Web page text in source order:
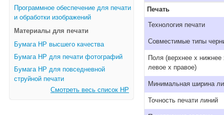
Программное обеспечение для печати
и обработки изображений
Материалы для печати
Бумага HP высшего качества
Бумага HP для печати фотографий
Бумага HP для повседневной
струйной печати
Смотреть весь список HP
Печать
Технология печати
Совместимые типы
Поля (верхнее x нижнее
левое x правое)
Минимальная ширина
Точность печати линий